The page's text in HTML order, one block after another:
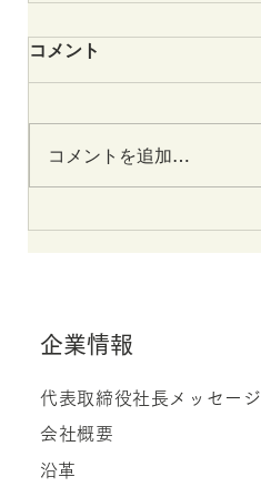
コメント
コメントを追加…
企業情報
代表取締役社長メッセージ
会社概要
​​沿革